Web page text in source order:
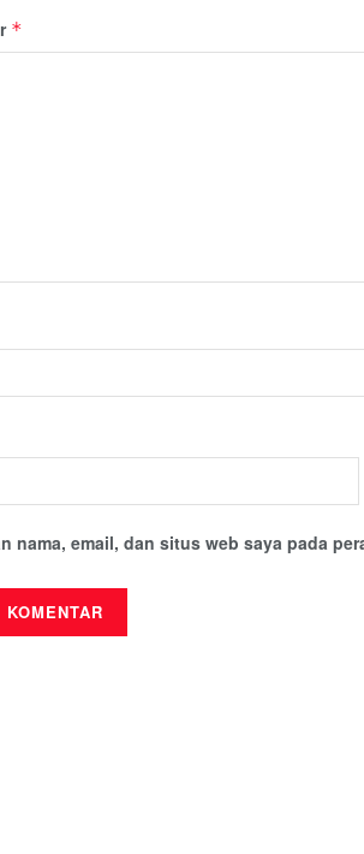
*
nama, email, dan situs web saya pada